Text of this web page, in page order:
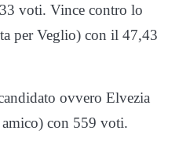
voti. Vince contro lo
per Veglio) con il 47,43
ovvero Elvezia
con 559 voti.